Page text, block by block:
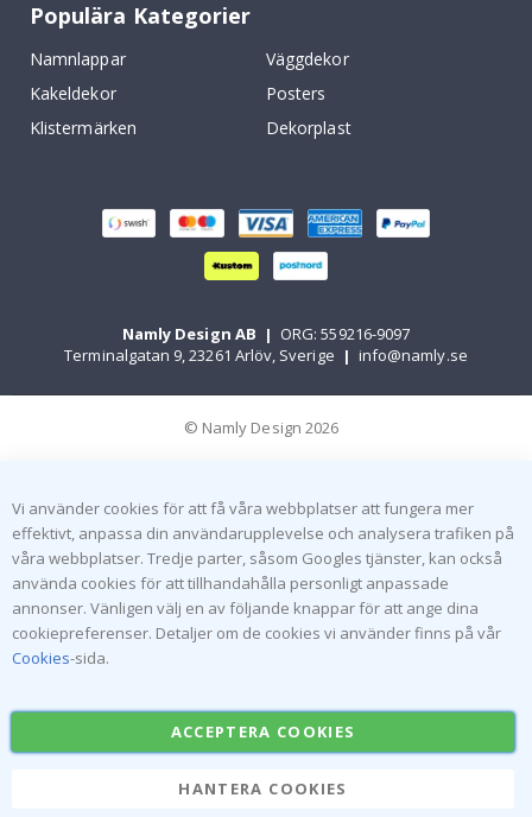
Populära Kategorier
Namnlappar
Väggdekor
Kakeldekor
Posters
Klistermärken
Dekorplast
Namly Design AB | ORG: 559216-9097
Terminalgatan 9, 23261 Arlöv, Sverige | info@namly.se
© Namly Design 2026
Vi använder cookies för att få våra webbplatser att fungera mer
effektivt, anpassa din användarupplevelse och analysera trafiken på
våra webbplatser. Tredje parter, såsom Googles tjänster, kan också
använda cookies för att tillhandahålla personligt anpassade
annonser. Vänligen välj en av följande knappar för att ange dina
cookiepreferenser. Detaljer om de cookies vi använder finns på vår
Cookies-sida.
ACCEPTERA COOKIES
HANTERA COOKIES